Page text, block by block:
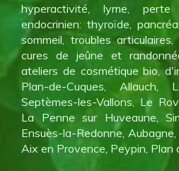
hyperactivité, lyme,
endocrinien: thyroïde,
sommeil, troubles articulaires,
cures de jeûne et
ateliers de cosmétique bio,
Plan-de-Cuques, Allauch,
Septèmes-les-Vallons, Le
La Penne sur Huveaune,
Ensuès-la-Redonne,
Aix en Provence, Peypin, Plan